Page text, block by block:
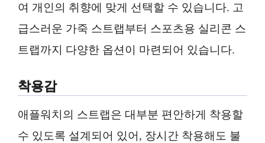
여 개인의 취향에 맞게 선택할 수 있습니다. 고
급스러운 가죽 스트랩부터 스포츠용 실리콘 스
트랩까지 다양한 옵션이 마련되어 있습니다.
착용감
애플워치의 스트랩은 대부분 편안하게 착용할
수 있도록 설계되어 있어, 장시간 착용해도 불